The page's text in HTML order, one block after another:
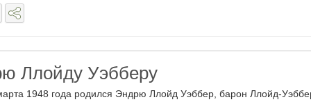
Ллойду Уэбберу
1948 года родился Эндрю Ллойд Уэббер, барон Ллойд-